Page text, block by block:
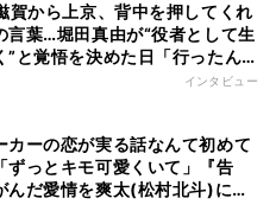
賀から上京、背中を押してくれ
言葉…堀田真由が“役者として生
”と覚悟を決めた日「行ったん
、もう帰られへんな」
インタビュー
カーの恋が実る話なんて初めて
ずっとキモ可愛くいて」『告
んだ愛情を爽太(松村北斗)に向
の声